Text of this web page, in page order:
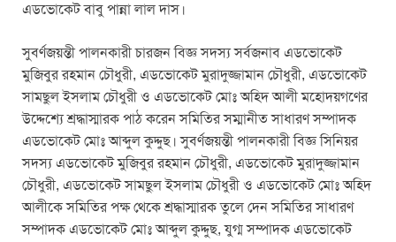
এডভোকেট বাবু পান্না লাল দাস।
সুবর্ণজয়ন্তী পালনকারী চারজন বিজ্ঞ সদস্য সর্বজনাব এডভোকেট
মুজিবুর রহমান চৌধুরী, এডভোকেট মুরাদুজ্জামান চৌধুরী, এডভোকেট
সামছুল ইসলাম চৌধুরী ও এডভোকেট মোঃ অহিদ আলী মহোদয়গণের
উদ্দেশ্যে শ্রদ্ধাস্মারক পাঠ করেন সমিতির সম্মানীত সাধারণ সম্পাদক
এডভোকেট মোঃ আব্দুল কুদ্দুছ। সুবর্ণজয়ন্তী পালনকারী বিজ্ঞ সিনিয়র
সদস্য এডভোকেট মুজিবুর রহমান চৌধুরী, এডভোকেট মুরাদুজ্জামান
চৌধুরী, এডভোকেট সামছুল ইসলাম চৌধুরী ও এডভোকেট মোঃ অহিদ
আলীকে সমিতির পক্ষ থেকে শ্রদ্ধাস্মারক তুলে দেন সমিতির সাধারণ
সম্পাদক এডভোকেট মোঃ আব্দুল কুদ্দুছ, যুগ্ম সম্পাদক এডভোকেট